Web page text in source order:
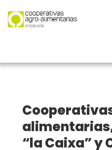
“la Caixa” y